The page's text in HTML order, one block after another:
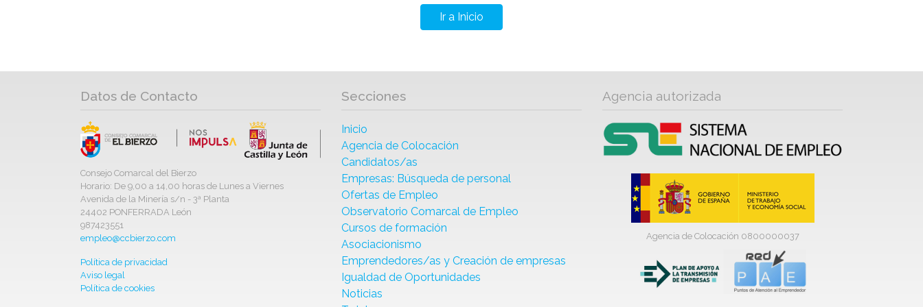
Ir a Inicio
Datos de Contacto
Consejo Comarcal del Bierzo
Horario: De 9,00 a 14,00 horas de Lunes a Viernes
Avenida de la Minería s/n - 3ª Planta
24402 PONFERRADA León
987423551
empleo@ccbierzo.com
Política de privacidad
Aviso legal
Política de cookies
Secciones
Inicio
Agencia de Colocación
Candidatos/as
Empresas: Búsqueda de personal
Ofertas de Empleo
Observatorio Comarcal de Empleo
Cursos de formación
Asociacionismo
Emprendedores/as y Creación de empresas
Igualdad de Oportunidades
Noticias
Agencia autorizada
Agencia de Colocación 0800000037